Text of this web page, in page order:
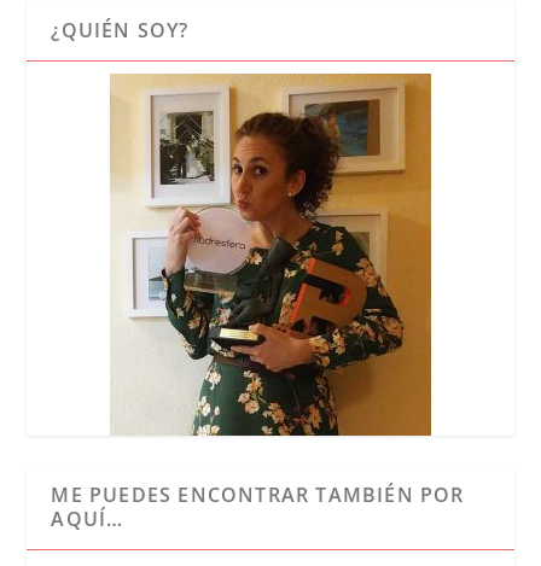
¿QUIÉN SOY?
ME PUEDES ENCONTRAR TAMBIÉN POR
AQUÍ…